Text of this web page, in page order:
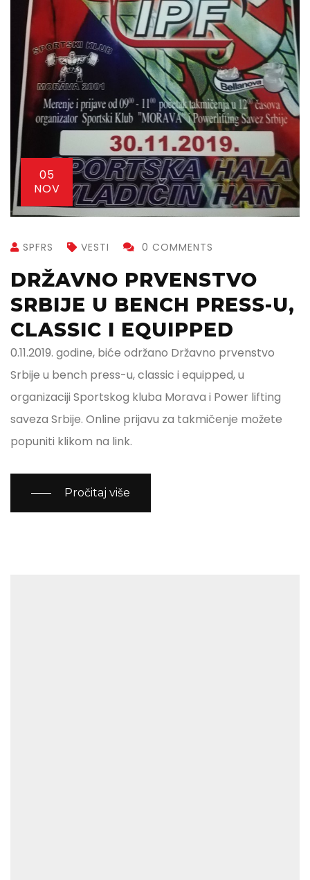
05
NOV
SPFRS VESTI 0 COMMENTS
DRŽAVNO PRVENSTVO
SRBIJE U BENCH PRESS-U,
CLASSIC I EQUIPPED
0.11.2019. godine, biće održano Državno prvenstvo
Srbije u bench press-u, classic i equipped, u
organizaciji Sportskog kluba Morava i Power lifting
saveza Srbije. Online prijavu za takmičenje možete
popuniti klikom na link.
Pročitaj više